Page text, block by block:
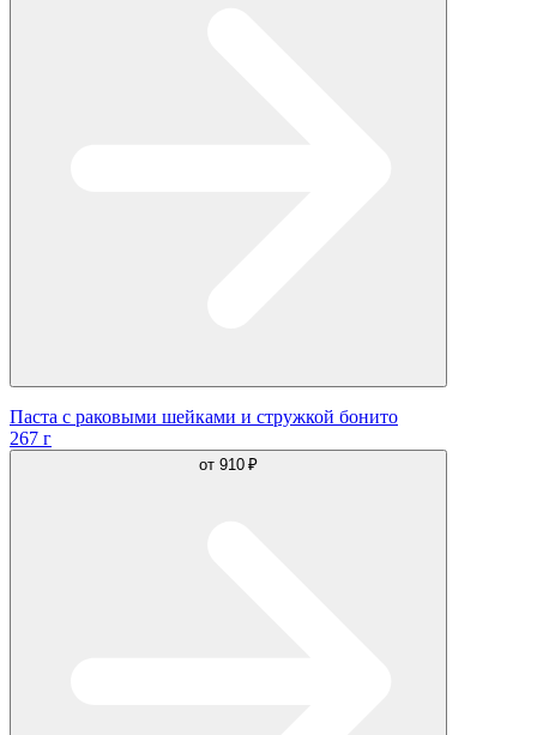
Паста с раковыми шейками и стружкой бонито
267 г
от 910 ₽